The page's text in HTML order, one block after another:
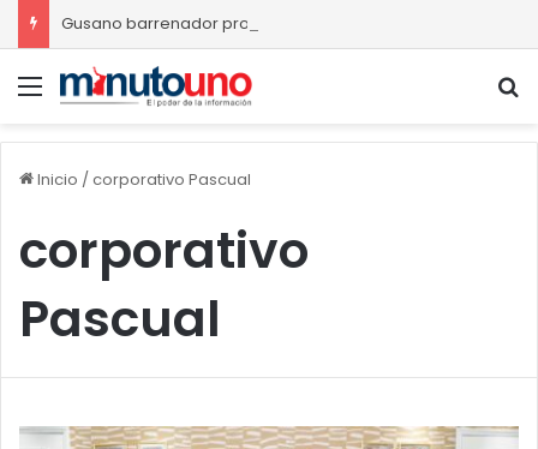
Menú
Inicio /corporativo Pascual
corporativo
Pascual